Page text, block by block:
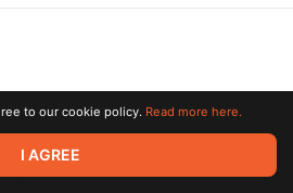
All rights reserved. All trademarks
owners.
to our cookie policy. Read more here.
I AGREE